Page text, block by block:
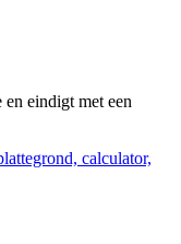
eindigt met een